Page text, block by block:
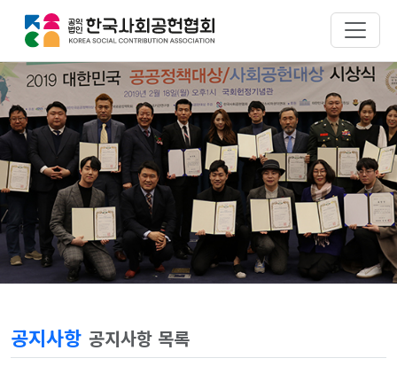
공지사항 공지사항 목록